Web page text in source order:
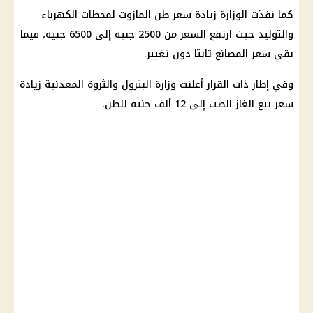
كما نفذت الوزارة زيادة سعر طن المازوت لمحطات الكهرباء
والتوليد حيث ارتفع السعر من 2500 جنيه إلى 6500 جنيه، فيما
بقي سعر المصانع ثابتا دون تغيير.
وفي إطار ذات القرار أعلنت وزارة البترول والثروة المعدنية زيادة
سعر بيع الغاز الصب إلى 12 ألف جنيه للطن.